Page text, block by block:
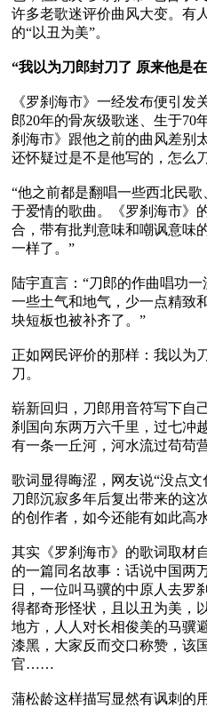
许多老歌迷评价曲风大变。有
的“以丑为美”。
“我以为刀郎封刀了 原来他是
《罗刹海市》一经发布便引发
郎20年的骨灰级歌迷、生于70
刹海市》跟他之前的曲风差别
还怀疑过是不是他写的，怎么
“他之前都是翻唱一些西北民
于爱情的歌曲。《罗刹海市》
合，带有批判意味和嘲讽意味
一样了。”
陆宇直言：“刀郎的作曲唱功
一些土气和地气，少一点精致
块短板也被补齐了。”
正如网民评价的那样：我以为
刀。
崭新回归，刀郎用音符写下自
刹国向东两万六千里，过七冲
有一条一丘河，河水流过苟
歌词显得晦涩，网友说“没点文
刀郎沉寂多年后复出带来的这
的创作者，如今还能有如此高
其实《罗刹海市》的歌词取材
的一篇同名故事：话说中国两
日，一位叫马骥的中原人去罗
得都奇形怪状，且以丑为美，
地方，人人对长相俊美的马骥
漆黑，大家反而交口称赞，该
官……
蒲松龄这样描写显然有讽刺的